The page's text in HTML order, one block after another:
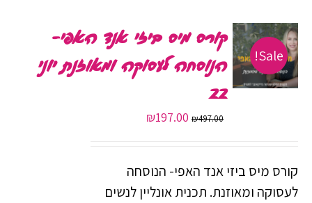
Sale!
קורס מיס ביזי אנד האפי-
הנוסחה לעסוקה ומאוזנת יוני
22
₪497.00
המחיר
₪497.00.
₪197.00 המחיר
₪197.00.קורס מיס ביזי אנד האפי- הנוסחה
לעסוקה ומאוזנת. תכנית אונליין לנשים